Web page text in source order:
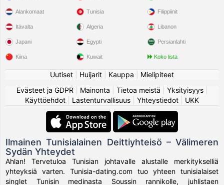
Alankomaat
Itävalta
Japani
Kiina
Tunisia
Algeria
Egypti
Kuwait
Filippiinit
Libanon
Persianlahti
Koko lista
Uutiset Huijarit Kauppa
Mielipiteet
Evästeet ja GDPR
Mainonta Tietoa meistä Yksityisyys|
Käyttöehdot
Lastenturvallisuus Yhteystiedot UKK
Ilmainen Tunisialainen Deittiyhteisö – Välimeren
Sydän Yhteydet
Ahlan! Tervetuloa Tunisian johtavalle alustalle merkitykselliä
yhteyksiä varten. Tunisia-dating.com tuo yhteen tunisialaiset
singlet Tunisin medinasta Soussin rannikolle, juhlistaen